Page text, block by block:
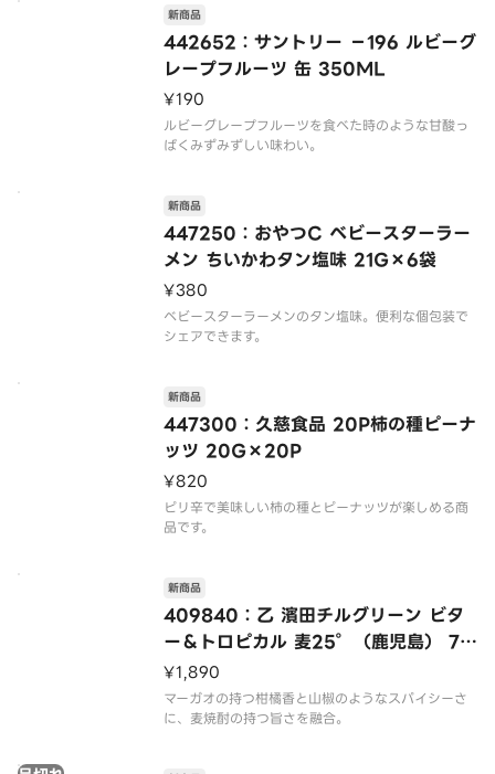
442652：サントリー －196 ルビーグ
レープフルーツ 缶 350ML
新商品
¥190
ルビーグレープフルーツを食べた時のような甘酸っ
447250：おやつC ベビースターラー
メン ちいかわタン塩味 21G×6袋
新商品
¥380
ベビースターラーメンのタン塩味。便利な個包装で
447300：久慈食品 20P柿の種ピーナ
ッツ 20G×20P
新商品
¥820
ピリ辛で美味しい柿の種とピーナッツが楽しめる商
409840：乙 濱田チルグリーン ビタ
ー＆トロピカル 麦25°（鹿児島） 72
0ML
新商品
¥1,890
マーガオの持つ柑橘香と山椒のようなスパイシーさ